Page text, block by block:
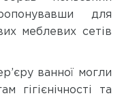
для
меблевих сетів
ванної могли
гігієнічності та